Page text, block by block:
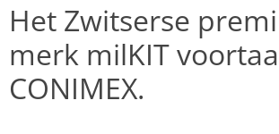
Het Zwitserse
merk milKIT
CONIMEX.